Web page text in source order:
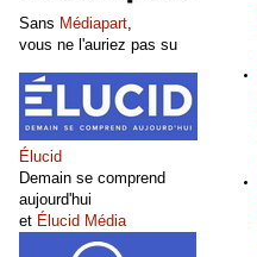
Sans Médiapart,
vous ne l'auriez pas su
Élucid
Demain se comprend
aujourd'hui
et Élucid Média